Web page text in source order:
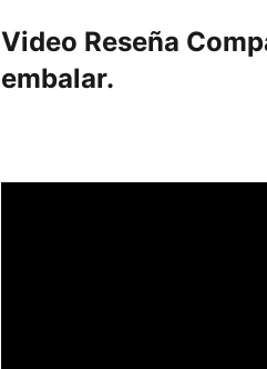
Video Reseña
embalar.